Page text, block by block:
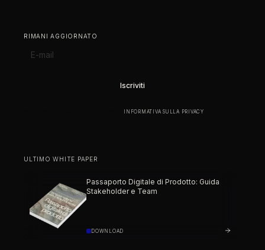
RIMANI AGGIORNATO
INFORMATIVA SULLA PRIVACY
ULTIMO WHITE PAPER
Passaporto Digitale di Prodotto: Guida
Stakeholder e Team
DOWNLOAD